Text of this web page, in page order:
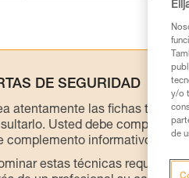
DE SEGURIDAD
atentamente las fichas
Usted debe
complemento informativo.
estas técnicas requiere
y/o
de